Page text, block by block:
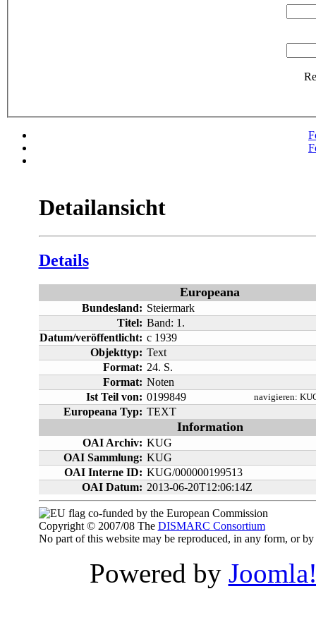
Detailansicht
Details
Europeana
Bundesland: Steiermark
Titel: Band: 1.
Datum/veröffentlicht: c 1939
Objekttyp: Text
Format: 24. S.
Format: Noten
Ist Teil von: 0199849 navigieren:
Europeana Typ: TEXT
Information
OAI Archiv: KUG
OAI Sammlung: KUG
OAI Interne ID: KUG/000000199513
OAI Datum: 2013-06-20T12:06:14Z
co-funded by the European Commission
Copyright © 2007/08 The DISMARC Consortium
No part of this website may be reproduced, in any form, or
Powered by